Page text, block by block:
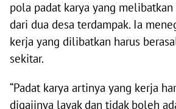
pola padat karya yang
dari dua desa terdampak. Ia
kerja yang dilibatkan harus
sekitar.
“Padat karya artinya yang kerja
digajinya layak dan tidak boleh